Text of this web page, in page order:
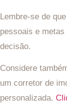
Lembre-se de
pessoais e
decisão.
Considere
um corretor de
personalizada.